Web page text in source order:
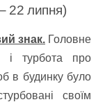
22 липня)
знак. Головне
і турбота про
в будинку було
своїм